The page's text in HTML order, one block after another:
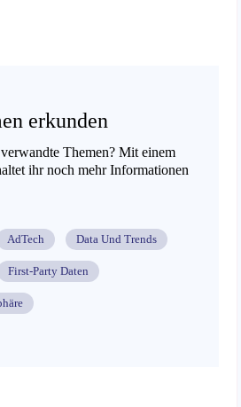
erkunden
Themen? Mit einem
ihr noch mehr Informationen
AdTech Data Und Trends
First-Party Daten